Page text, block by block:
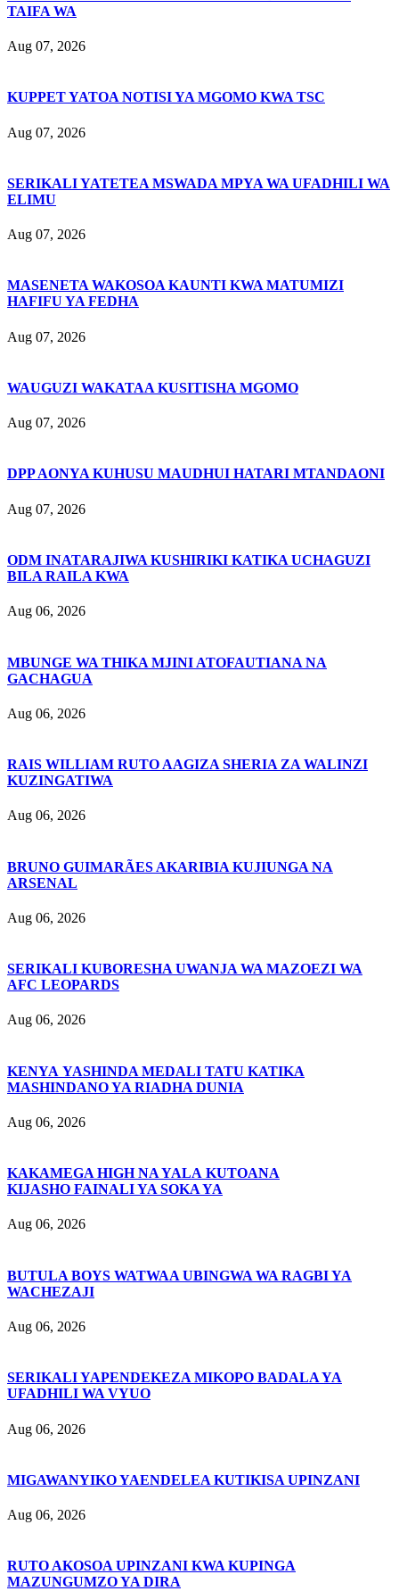
TAIFA WA
Aug 07, 2026
KUPPET YATOA NOTISI YA MGOMO KWA TSC
Aug 07, 2026
SERIKALI YATETEA MSWADA MPYA WA UFADHILI WA
ELIMU
Aug 07, 2026
MASENETA WAKOSOA KAUNTI KWA MATUMIZI
HAFIFU YA FEDHA
Aug 07, 2026
WAUGUZI WAKATAA KUSITISHA MGOMO
Aug 07, 2026
DPP AONYA KUHUSU MAUDHUI HATARI MTANDAONI
Aug 07, 2026
ODM INATARAJIWA KUSHIRIKI KATIKA UCHAGUZI
BILA RAILA KWA
Aug 06, 2026
MBUNGE WA THIKA MJINI ATOFAUTIANA NA
GACHAGUA
Aug 06, 2026
RAIS WILLIAM RUTO AAGIZA SHERIA ZA WALINZI
KUZINGATIWA
Aug 06, 2026
BRUNO GUIMARÃES AKARIBIA KUJIUNGA NA
ARSENAL
Aug 06, 2026
SERIKALI KUBORESHA UWANJA WA MAZOEZI WA
AFC LEOPARDS
Aug 06, 2026
KENYA YASHINDA MEDALI TATU KATIKA
MASHINDANO YA RIADHA DUNIA
Aug 06, 2026
KAKAMEGA HIGH NA YALA KUTOANA
KIJASHO FAINALI YA SOKA YA
Aug 06, 2026
BUTULA BOYS WATWAA UBINGWA WA RAGBI YA
WACHEZAJI
Aug 06, 2026
SERIKALI YAPENDEKEZA MIKOPO BADALA YA
UFADHILI WA VYUO
Aug 06, 2026
MIGAWANYIKO YAENDELEA KUTIKISA UPINZANI
Aug 06, 2026
RUTO AKOSOA UPINZANI KWA KUPINGA
MAZUNGUMZO YA DIRA